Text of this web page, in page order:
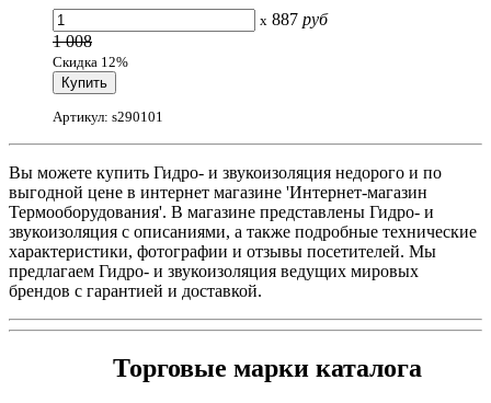
x 887 руб
1 008
Скидка 12%
Артикул: s290101
Вы можете купить Гидро- и звукоизоляция недорого и по
выгодной цене в интернет магазине 'Интернет-магазин
Термооборудования'. В магазине представлены Гидро- и
звукоизоляция с описаниями, а также подробные технические
характеристики, фотографии и отзывы посетителей. Мы
предлагаем Гидро- и звукоизоляция ведущих мировых
брендов с гарантией и доставкой.
Торговые марки каталога